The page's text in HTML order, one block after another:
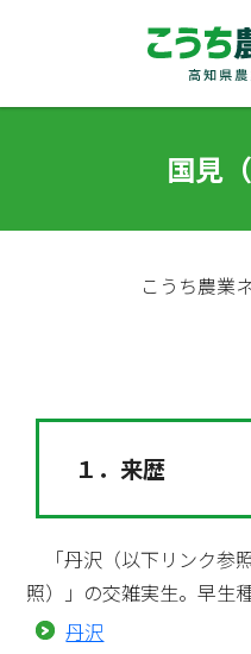
国見
こうち農業
１．来歴
「丹沢（以下リンク参
照）」の交雑実生。早生種
丹沢